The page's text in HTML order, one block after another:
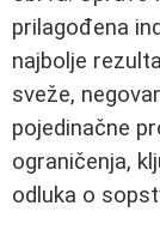
prilagođena
najbolje
sveže,
pojedinačne
ograničenja,
odluka o